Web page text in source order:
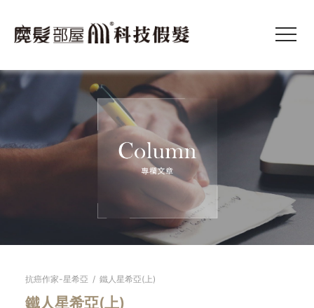
抗癌作家-星希亞 / 鐵人星希亞(上)
鐵人星希亞(上)